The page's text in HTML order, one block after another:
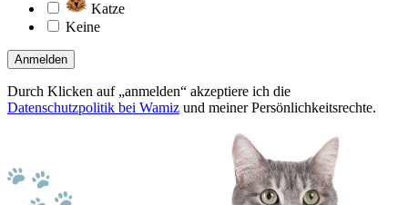
Katze
Keine
Anmelden
Durch Klicken auf „anmelden“ akzeptiere ich die
Datenschutzpolitik bei Wamiz und meiner Persönlichkeitsrechte.